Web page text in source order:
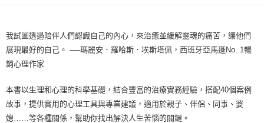
我試圖透過陪伴人們認識自己的內心，來治癒並緩解靈魂的痛苦，讓他們
展現最好的自己。 ──瑪麗安．羅哈斯．埃斯塔佩，西班牙亞馬遜No. 1暢
銷心理作家
本書以生理和心理的科學基礎，結合豐富的治療實務經驗，搭配40個案例
故事，提供實用的心理工具與專業建議，適用於親子、伴侶、同事、婆
媳……等各種關係，幫助你找出解決人生苦惱的關鍵。